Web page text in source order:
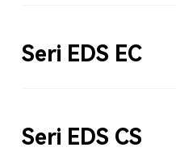
Seri EDS EC
Seri EDS CS